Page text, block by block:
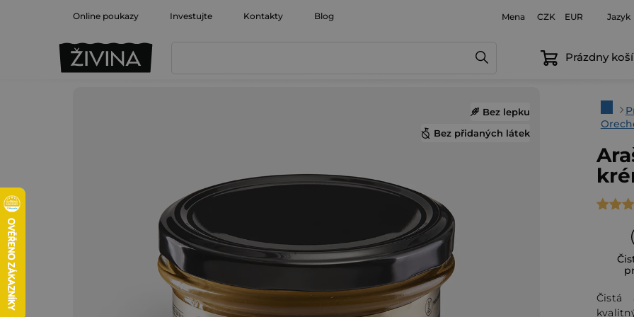
Online poukazy Investujte Kontakty Blog Mena CZK EUR Jazyk
Prázdny
z
Čistá
Bez lepku
Bez přidaných látek